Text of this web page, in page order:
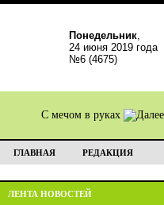
Понедельник,
24 июня 2019 года
№6 (4675)
С мечом в руках
ГЛАВНАЯ РЕДАКЦИЯ
ЛЕНТА НОВОСТЕЙ